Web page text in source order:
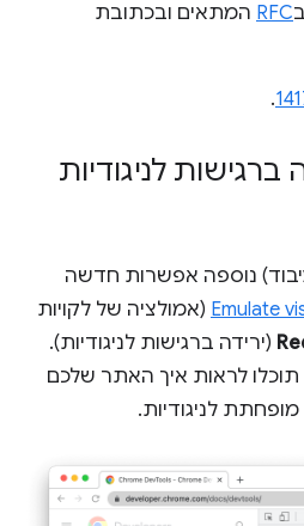
RFC המתאים ובכתובת
.
לניגודיות
נוספה אפשרות חדשה
Emulate (אמולציה של לקויות
(ירידה ברגישות לניגודיות).
לראות איך האתר שלכם
לניגודיות.